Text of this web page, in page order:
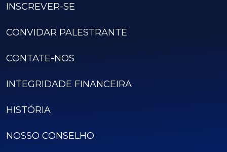
INSCREVER-SE
CONVIDAR PALESTRANTE
CONTATE-NOS
INTEGRIDADE FINANCEIRA
HISTÓRIA
NOSSO CONSELHO